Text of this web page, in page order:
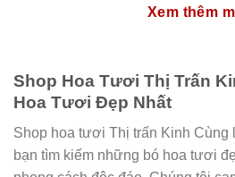
Xem thêm
Shop Hoa Tươi Thị Trấn
Hoa Tươi Đẹp Nhất
Shop hoa tươi Thị trấn Kinh Cùng
bạn tìm kiếm những bó hoa tươi